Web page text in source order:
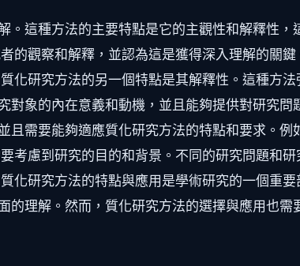
這種方法的主要特點是它的主觀性和解釋性
的觀察和解釋，並認為這是獲得深入理解的關
化研究方法的另一個特點是其解釋性。這種方
象的內在意義和動機，並且能夠提供對研究
需要能夠適應質化研究方法的特點和要求。
考慮到研究的目的和背景。不同的研究問題和
化研究方法的特點與應用是學術研究的一個重
理解。然而，質化研究方法的選擇與應用也